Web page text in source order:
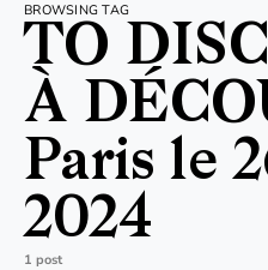
BROWSING TAG
TO
À
Paris le
2024
1 post